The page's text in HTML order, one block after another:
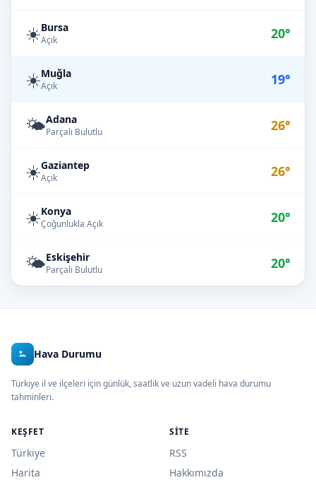
☀️Bursa
Açık 20°
☀️Muğla
Açık 19°
🌤️Adana
Parçalı Bulutlu 26°
☀️Gaziantep
Açık 26°
☀️Konya
Çoğunlukla Açık 20°
🌤️Eskişehir
Parçalı Bulutlu 20°
Hava Durumu
Türkiye il ve ilçeleri için günlük, saatlik ve uzun vadeli hava durumu
tahminleri.
KEŞFET
Türkiye
Harita
SITE
RSS
Hakkımızda